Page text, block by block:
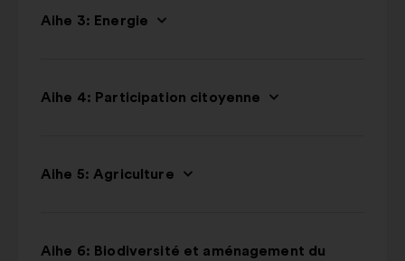
Aihe 3: Energie
Aihe 4: Participation citoyenne
Aihe 5: Agriculture
Aihe 6: Biodiversité et aménagement du